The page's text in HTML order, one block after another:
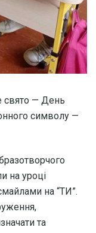
свято — День
символу —
на уроці
на “ТИ”.
та